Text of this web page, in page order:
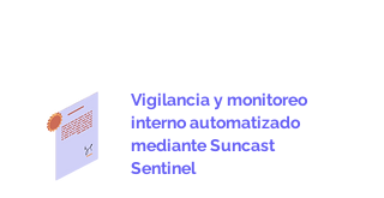
Vigilancia y monitoreo
interno automatizado
mediante Suncast
Sentinel